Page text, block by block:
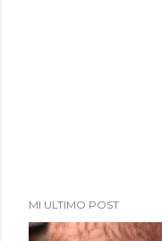
MI ULTIMO POST